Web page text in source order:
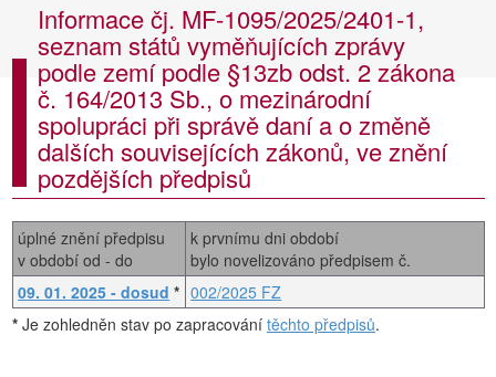
Informace čj. MF-1095/2025/2401-1,
seznam států vyměňujících zprávy
podle zemí podle §13zb odst. 2 zákona
č. 164/2013 Sb., o mezinárodní
spolupráci při správě daní a o změně
dalších souvisejících zákonů, ve znění
pozdějších předpisů
úplné znění předpisu
v období od - do
k prvnímu dni období
bylo novelizováno předpisem č.
09. 01. 2025 - dosud * 002/2025 FZ
* Je zohledněn stav po zapracování těchto předpisů.